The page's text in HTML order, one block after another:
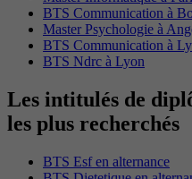
BTS Communication à
Master Psychologie à
BTS Communication à
BTS Ndrc à Lyon
Les intitulés de
les plus recherchés
BTS Esf en alternance